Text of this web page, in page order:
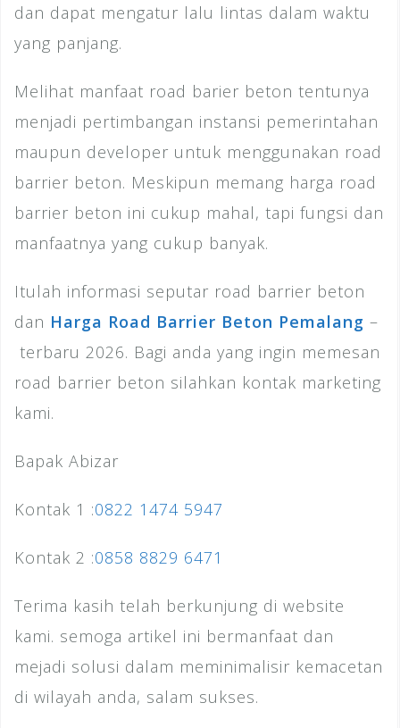
dan dapat mengatur lalu lintas dalam waktu
yang panjang.
Melihat manfaat road barier beton tentunya
menjadi pertimbangan instansi pemerintahan
maupun developer untuk menggunakan road
barrier beton. Meskipun memang harga road
barrier beton ini cukup mahal, tapi fungsi dan
manfaatnya yang cukup banyak.
Itulah informasi seputar road barrier beton
dan Harga Road Barrier Beton Pemalang –
terbaru 2026. Bagi anda yang ingin memesan
road barrier beton silahkan kontak marketing
kami.
Bapak Abizar
Kontak 1 :0822 1474 5947
Kontak 2 :0858 8829 6471
Terima kasih telah berkunjung di website
kami. semoga artikel ini bermanfaat dan
mejadi solusi dalam meminimalisir kemacetan
di wilayah anda, salam sukses.